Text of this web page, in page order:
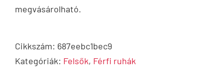
megvásárolható.
Cikkszám: 687eebc1bec9
Kategóriák: Felsők, Férfi ruhák